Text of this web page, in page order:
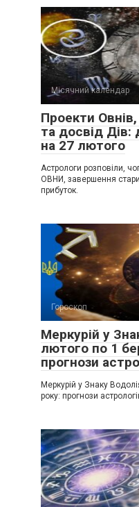
Місячний календар
Проекти
та досвід Дів:
на 27 лютого
Астрологи розповіли,
ОВНИ, завершення
прибуток.
Гороскоп
Меркурій у
лютого по 1
прогнози
Меркурій у Знаку
року: прогнози